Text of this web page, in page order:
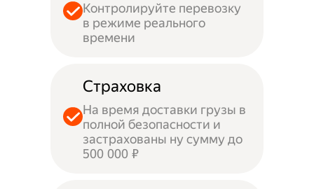
Контролируйте перевозку
в режиме реального
времени
Страховка
На время доставки грузы в
полной безопасности и
застрахованы ну сумму до
500 000 ₽